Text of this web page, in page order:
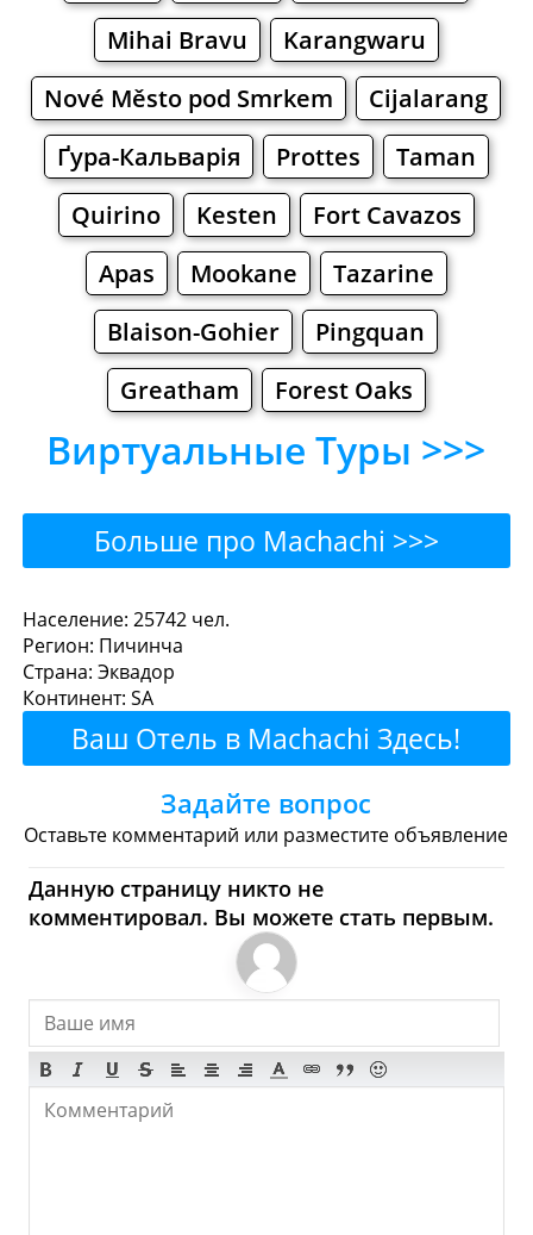
Mihai Bravu
Karangwaru
Nové Město pod Smrkem
Cijalarang
Ґура-Кальварія
Prottes
Taman
Quirino
Kesten
Fort Cavazos
Apas
Mookane
Tazarine
Blaison-Gohier
Pingquan
Greatham
Forest Oaks
Виртуальные Туры >>>
Больше про Machachi >>>
Machachi - Где поесть или
перекусить?
Рестораны Кафе Бары
Пиво
Булочные
Супермаркеты
Торговые Центры
Machachi - Где купить?
Магазины, Шоппинг
Продукты
Булочные
Супермаркеты
Торговые Центры
Мода
Население: 25742 чел.
Регион: Пичинча
Страна: Эквадор
Континент: SA
Ваш Отель в Machachi Здесь!
Задайте вопрос
Оставьте комментарий или разместите объявление
Данную страницу никто не
комментировал. Вы можете стать первым.